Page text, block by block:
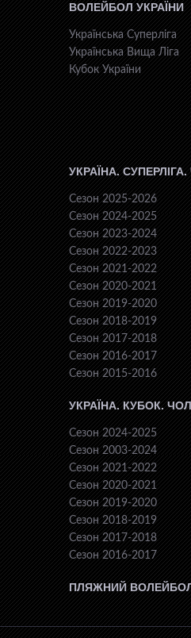
ВОЛЕЙБОЛ УКРАЇНИ
Українська Суперліга
Українська Вища Ліга
Кубок України
УКРАЇНА.
Сезон 2025-2026
Сезон 2024-2025
Сезон 2023-2024
Сезон 2022-2023
Сезон 2021-2022
Сезон 2020-2021
Сезон 2019-2020
Сезон 2018-2019
Сезон 2017-2018
Сезон 2016-2017
Сезон 2015-2016
УКРАЇНА. КУБОК.
Сезон 2024-2025
Сезон 2003-2024
Сезон 2021-2022
Сезон 2020-2021
Сезон 2019-2020
Сезон 2018-2019
Сезон 2017-2018
Сезон 2016-2017
ПЛЯЖНИЙ